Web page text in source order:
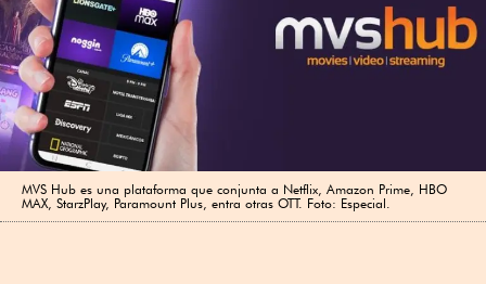
MVS Hub es una plataforma que conjunta a Netflix, Amazon Prime, HBO
MAX, StarzPlay, Paramount Plus, entra otras OTT. Foto: Especial.